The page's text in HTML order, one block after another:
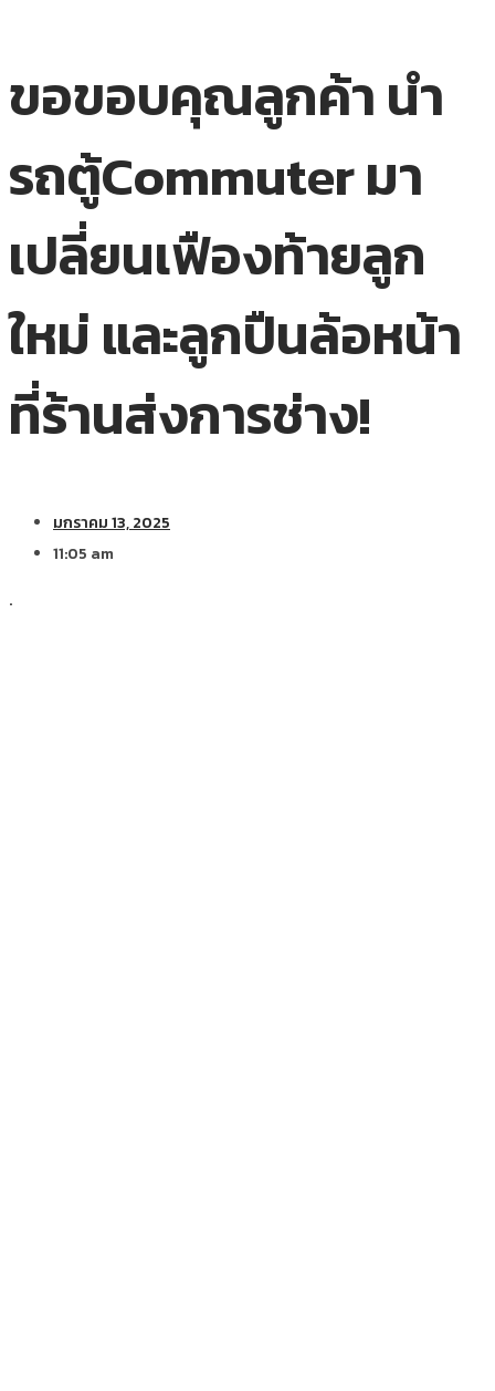
ขอขอบคุณลูกค้า นำ
รถตู้Commuter มา
เปลี่ยนเฟืองท้ายลูก
ใหม่ และลูกปืนล้อหน้า
ที่ร้านส่งการช่าง!
มกราคม 13, 2025
11:05 am
.